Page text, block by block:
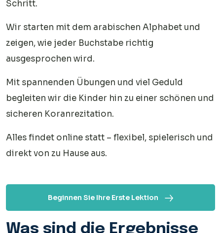
Schritt.
Wir starten mit dem arabischen Alphabet und
zeigen, wie jeder Buchstabe richtig
ausgesprochen wird.
Mit spannenden Übungen und viel Geduld
begleiten wir die Kinder hin zu einer schönen und
sicheren Koranrezitation.
Alles findet online statt – flexibel, spielerisch und
direkt von zu Hause aus.
Beginnen Sie Ihre Erste Lektion
Was sind die Ergebnisse